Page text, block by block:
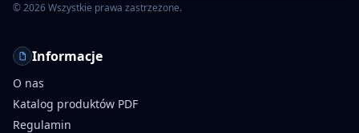
©2026Wszystkie prawa zastrzeżone.
Informacje
O nas
Katalog produktów PDF
Regulamin